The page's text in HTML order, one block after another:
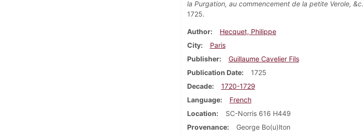
la Purgation, au commencement de la petite Verole, &c.
1725.
Author
Hecquet, Philippe
City
Paris
Publisher
Guillaume Cavelier Fils
Publication Date
1725
Decade
1720-1729
Language
French
Location
SC-Norris 616 H449
Provenance
George Bo(u)lton